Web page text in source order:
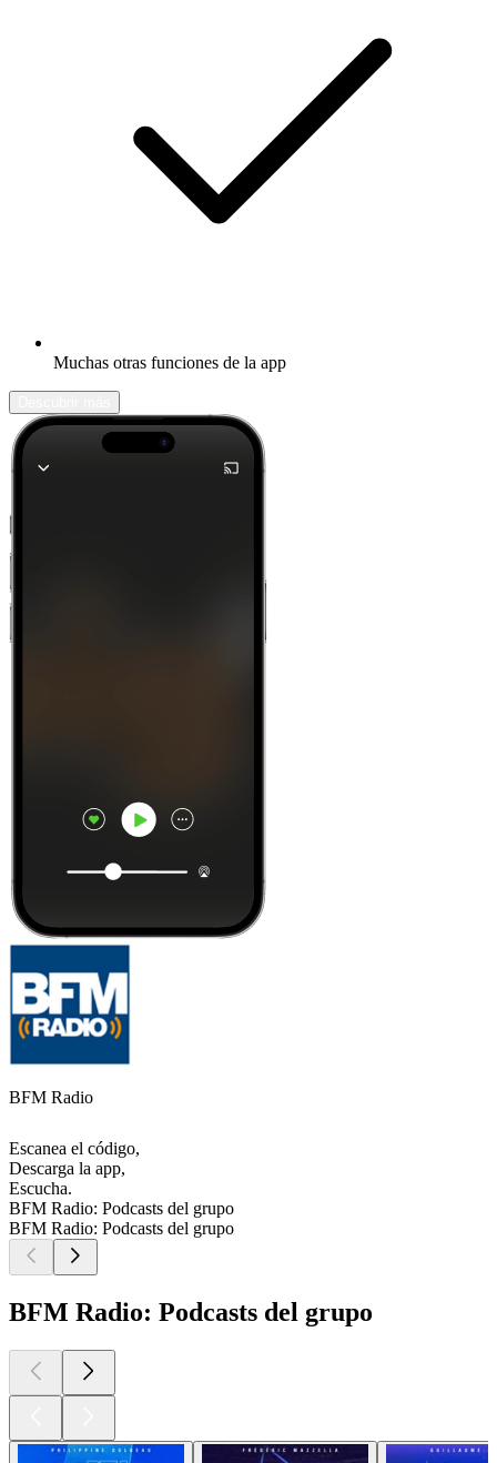
Muchas otras funciones de la app
BFM Radio
Escanea el código,
Descarga la app,
Escucha.
BFM Radio: Podcasts del grupo
BFM Radio: Podcasts del grupo
BFM Radio: Podcasts del grupo